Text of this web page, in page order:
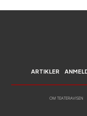
ARTIKLER
OM TEATERAVISEN